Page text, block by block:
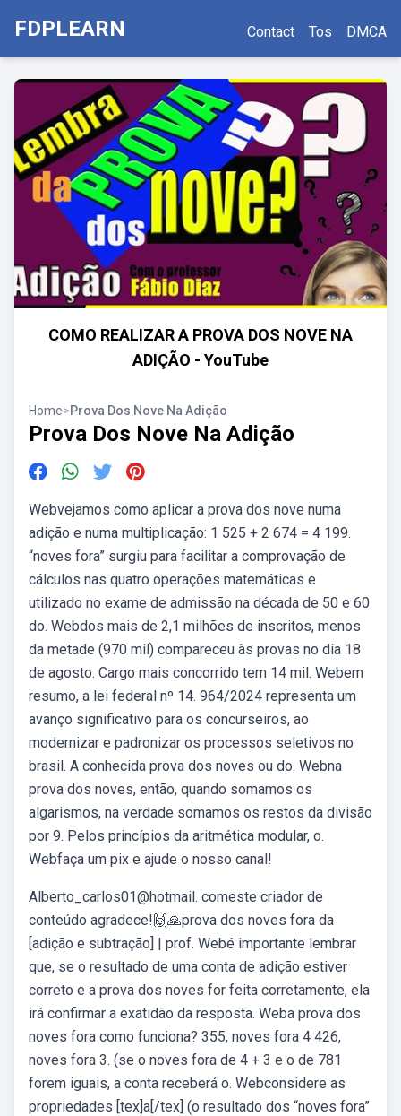
FDPLEARN Contact Tos DMCA
COMO REALIZAR A PROVA DOS NOVE NA
ADIÇÃO - YouTube
Home>Prova Dos Nove Na Adição
Prova Dos Nove Na Adição
Webvejamos como aplicar a prova dos nove numa
adição e numa multiplicação: 1 525 + 2 674 = 4 199.
“noves fora” surgiu para facilitar a comprovação de
cálculos nas quatro operações matemáticas e
utilizado no exame de admissão na década de 50 e 60
do. Webdos mais de 2,1 milhões de inscritos, menos
da metade (970 mil) compareceu às provas no dia 18
de agosto. Cargo mais concorrido tem 14 mil. Webem
resumo, a lei federal nº 14. 964/2024 representa um
avanço significativo para os concurseiros, ao
modernizar e padronizar os processos seletivos no
brasil. A conhecida prova dos noves ou do. Webna
prova dos noves, então, quando somamos os
algarismos, na verdade somamos os restos da divisão
por 9. Pelos princípios da aritmética modular, o.
Webfaça um pix e ajude o nosso canal!
Alberto_carlos01@hotmail. comeste criador de
conteúdo agradece!🙌🙏prova dos noves fora da
[adição e subtração] | prof. Webé importante lembrar
que, se o resultado de uma conta de adição estiver
correto e a prova dos noves for feita corretamente, ela
irá confirmar a exatidão da resposta. Weba prova dos
noves fora como funciona? 355, noves fora 4 426,
noves fora 3. (se o noves fora de 4 + 3 e o de 781
forem iguais, a conta receberá o. Webconsidere as
propriedades [tex]a[/tex] (o resultado dos “noves fora”